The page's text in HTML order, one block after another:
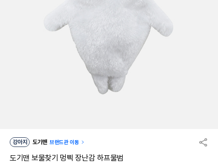
강아지 도기맨 브랜드관 이동
도기맨 보물찾기 멍삑 장난감 하프물범